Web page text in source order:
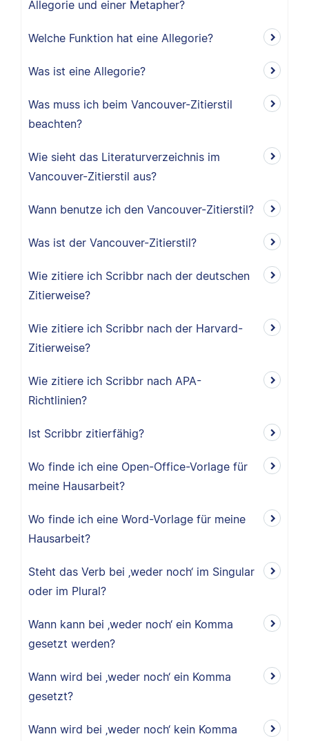
Allegorie und einer Metapher?
Welche Funktion hat eine Allegorie?
Was ist eine Allegorie?
Was muss ich beim Vancouver-Zitierstil
beachten?
Wie sieht das Literaturverzeichnis im
Vancouver-Zitierstil aus?
Wann benutze ich den Vancouver-Zitierstil?
Was ist der Vancouver-Zitierstil?
Wie zitiere ich Scribbr nach der deutschen
Zitierweise?
Wie zitiere ich Scribbr nach der Harvard-
Zitierweise?
Wie zitiere ich Scribbr nach APA-
Richtlinien?
Ist Scribbr zitierfähig?
Wo finde ich eine Open-Office-Vorlage für
meine Hausarbeit?
Wo finde ich eine Word-Vorlage für meine
Hausarbeit?
Steht das Verb bei ‚weder noch‘ im Singular
oder im Plural?
Wann kann bei ‚weder noch‘ ein Komma
gesetzt werden?
Wann wird bei ‚weder noch‘ ein Komma
gesetzt?
Wann wird bei ‚weder noch‘ kein Komma